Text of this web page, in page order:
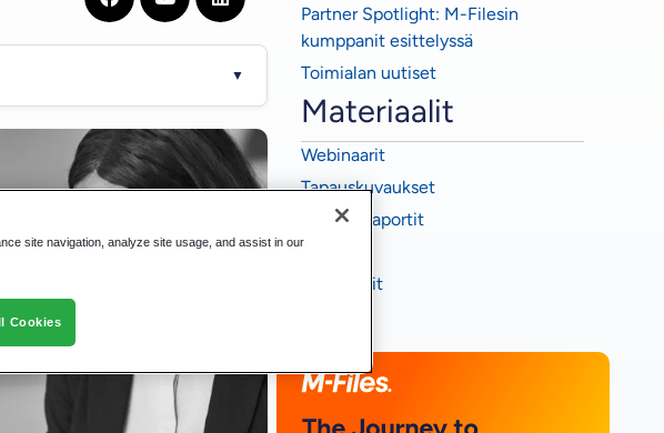
▼
Partner Spotlight: M-Filesin
kumppanit esittelyssä
Toimialan uutiset
Materiaalit
Webinaarit
Tapauskuvaukset
Toimialaraportit
E-kirjat
Infograafit
site navigation, analyze site usage, and assist in our
Cookies